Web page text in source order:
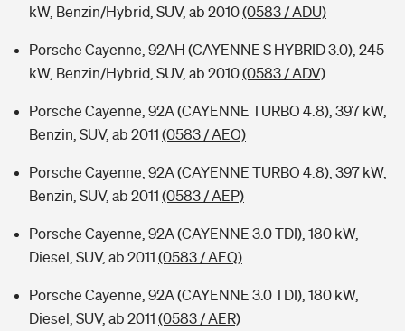
kW, Benzin/Hybrid, SUV, ab 2010(0583 / ADU)
Porsche Cayenne, 92AH (CAYENNE S HYBRID 3.0), 245
kW, Benzin/Hybrid, SUV, ab 2010(0583 / ADV)
Porsche Cayenne, 92A (CAYENNE TURBO 4.8), 397 kW,
Benzin, SUV, ab 2011 (0583 / AEO)
Porsche Cayenne, 92A (CAYENNE TURBO 4.8), 397 kW,
Benzin, SUV, ab 2011 (0583 / AEP)
Porsche Cayenne, 92A (CAYENNE 3.0 TDI), 180 kW,
Diesel, SUV, ab 2011 (0583 / AEQ)
Porsche Cayenne, 92A (CAYENNE 3.0 TDI), 180 kW,
Diesel, SUV, ab 2011 (0583 / AER)